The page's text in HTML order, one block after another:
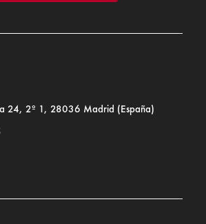
24, 2º 1, 28036 Madrid (España)